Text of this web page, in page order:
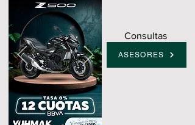
Consultas
ASESORES